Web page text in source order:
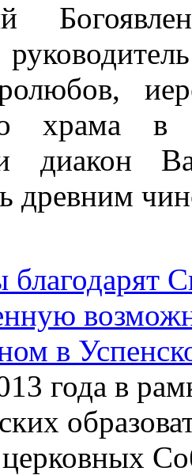
храма в
диакон
древним
в
года в
церковных